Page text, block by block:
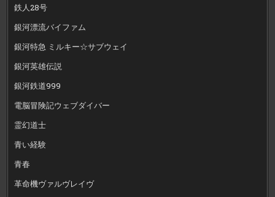
鉄人28号
銀河漂流バイファム
銀河特急 ミルキー☆サブウェイ
銀河英雄伝説
銀河鉄道999
電脳冒険記ウェブダイバー
霊幻道士
青い経験
青春
革命機ヴァルヴレイヴ